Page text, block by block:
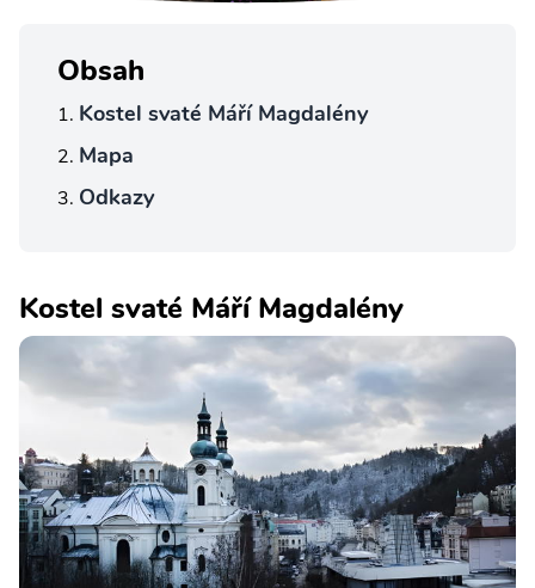
Obsah
Kostel svaté Máří Magdalény
Mapa
Odkazy
Kostel svaté Máří Magdalény